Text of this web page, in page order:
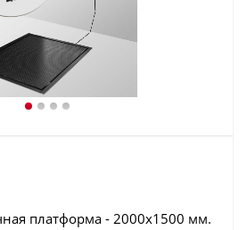
платформа - 2000х1500 мм.